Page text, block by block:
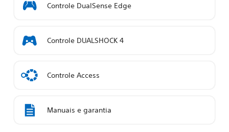
Controle DualSense Edge
Controle DUALSHOCK 4
Controle Access
Manuais e garantia